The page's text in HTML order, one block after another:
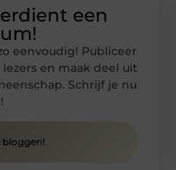
een
eenvoudig! Publiceer
en maak deel uit
Schrijf je nu